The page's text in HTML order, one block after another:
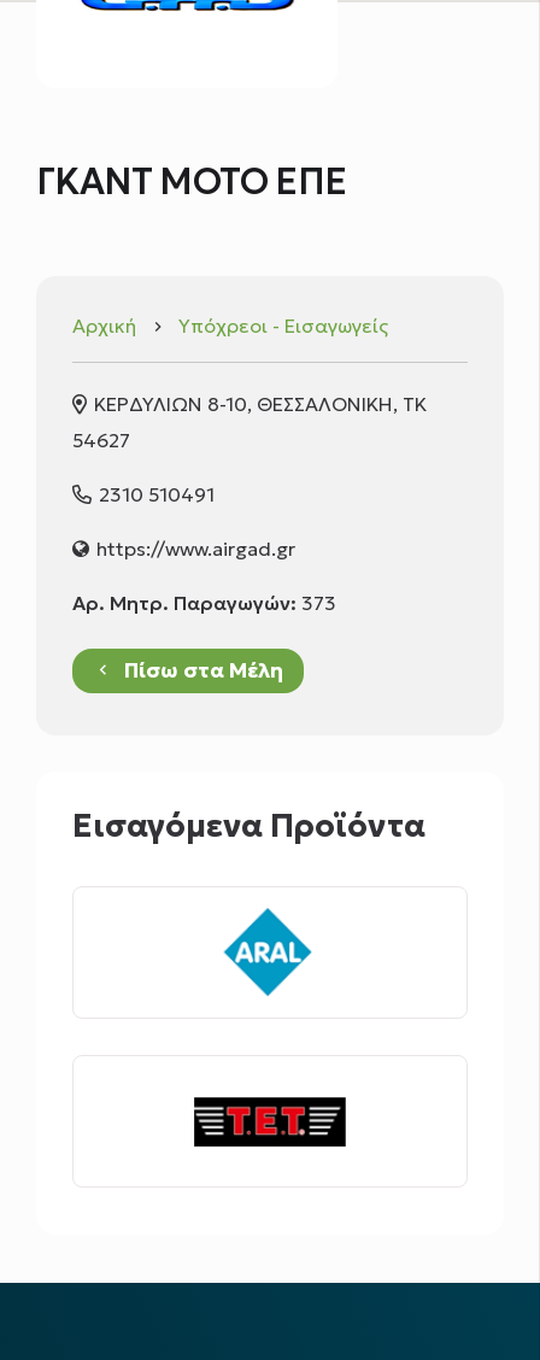
ΓΚΑΝΤ ΜΟΤΟ ΕΠΕ
Αρχική keyboard_arrow_right Υπόχρεοι - Εισαγωγείς
ΚΕΡΔΥΛΙΩΝ 8-10, ΘΕΣΣΑΛΟΝΙΚΗ, ΤΚ
54627
2310 510491
https://www.airgad.gr
Αρ. Μητρ. Παραγωγών: 373
keyboard_arrow_left Πίσω στα Μέλη
Εισαγόμενα Προϊόντα